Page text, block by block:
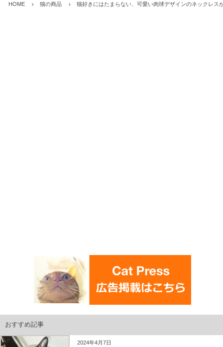
HOME 猫の商品 猫好きにはたまらない、可愛い肉球デザインのネックレス
おすすめ記事
2024年4月7日